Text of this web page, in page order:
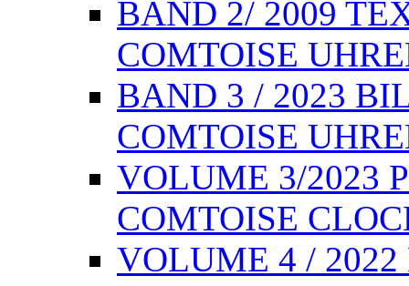
BAND 2/ 2009
COMTOISE
BAND 3 / 2023
COMTOISE
VOLUME 3/2023
COMTOISE
VOLUME 4 /